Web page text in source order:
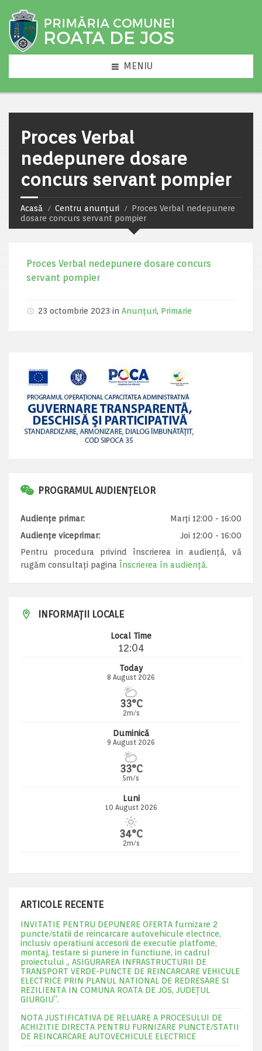
MENIU
Proces Verbal
nedepunere dosare
concurs servant pompier
Acasă Centru anunțuri
Proces Verbal nedepunere
dosare concurs servant pompier
Proces Verbal nedepunere dosare concurs
servant pompier
23 octombrie 2023 in Anunțuri, Primarie
PROGRAMUL AUDIENȚELOR
Audiențe primar:
Marți 12:00 - 16:00
Audiențe viceprimar:
Joi 12:00 - 16:00
Pentru procedura privind înscrierea in audiență, vă
rugăm consultați pagina Înscrierea în audiență.
INFORMAȚII LOCALE
Local Time
12:04
Today
8 August 2026
33°C
2m/s
Duminică
9 August 2026
33°C
5m/s
Luni
10 August 2026
34°C
2m/s
ARTICOLE RECENTE
INVITATIE PENTRU DEPUNERE OFERTA furnizare 2
puncte/statii de reincarcare autovehicule electrice,
inclusiv operatiuni accesorii de executie platfome,
montaj, testare si punere in functiune, in cadrul
proiectului „ ASIGURAREA INFRASTRUCTURII DE
TRANSPORT VERDE-PUNCTE DE REINCARCARE VEHICULE
ELECTRICE PRIN PLANUL NATIONAL DE REDRESARE SI
REZILIENTA IN COMUNA ROATA DE JOS, JUDEŢUL
GIURGIU”.
NOTA JUSTIFICATIVA DE RELUARE A PROCESULUI DE
ACHIZITIE DIRECTA PENTRU FURNIZARE PUNCTE/STATII
DE REINCARCARE AUTOVECHICULE ELECTRICE